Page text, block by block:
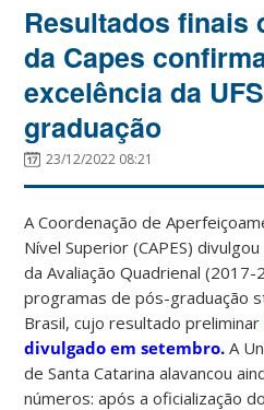
Resultados finais
da Capes
excelência da
graduação
23/12/2022 08:21
A Coordenação de
Nível Superior (CAPES)
da Avaliação Quadrienal
programas de pós-graduação
Brasil, cujo resultado preliminar
divulgado em setembro. A
de Santa Catarina alavancou
números: após a oficialização